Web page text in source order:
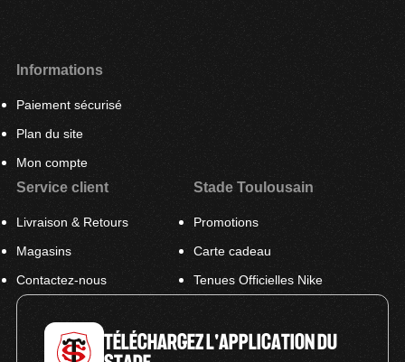
Informations
Paiement sécurisé
Plan du site
Mon compte
Service client
Livraison & Retours
Magasins
Contactez-nous
Stade Toulousain
Promotions
Carte cadeau
Tenues Officielles Nike
TÉLÉCHARGEZ L'APPLICATION DU